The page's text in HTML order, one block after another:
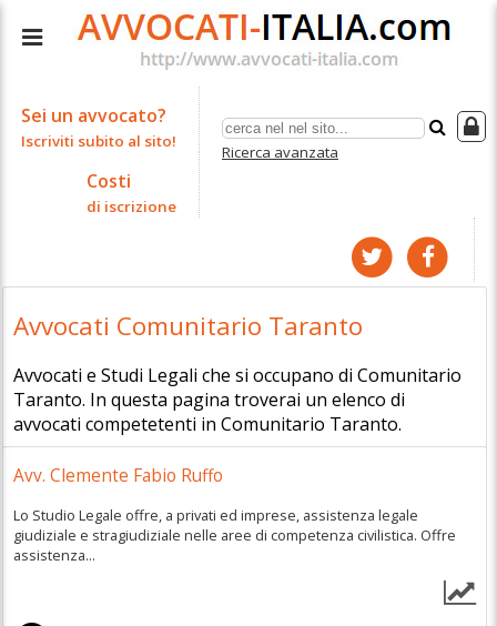
Ricerca avanzata
Sei un avvocato?
Iscriviti subito al sito!
Costi
di iscrizione
Avvocati Comunitario Taranto
Avvocati e Studi Legali che si occupano di Comunitario
Taranto. In questa pagina troverai un elenco di
avvocati competetenti in Comunitario Taranto.
Avv. Clemente Fabio Ruffo
Lo Studio Legale offre, a privati ed imprese, assistenza legale
giudiziale e stragiudiziale nelle aree di competenza civilistica. Offre
assistenza...